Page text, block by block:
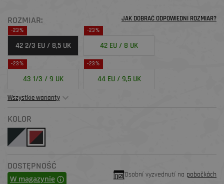
ROZMIAR: JAK DOBRAĆ ODPOWIEDNI ROZMIAR?
-23%
42 2/3 EU / 8,5 UK
-23%
42 EU / 8 UK
-23%
43 1/3 / 9 UK
-23%
44 EU / 9,5 UK
Wszystkie warianty
KOLOR
DOSTĘPNOŚĆ
W magazynie Osobní vyzvednutí na pobočkách